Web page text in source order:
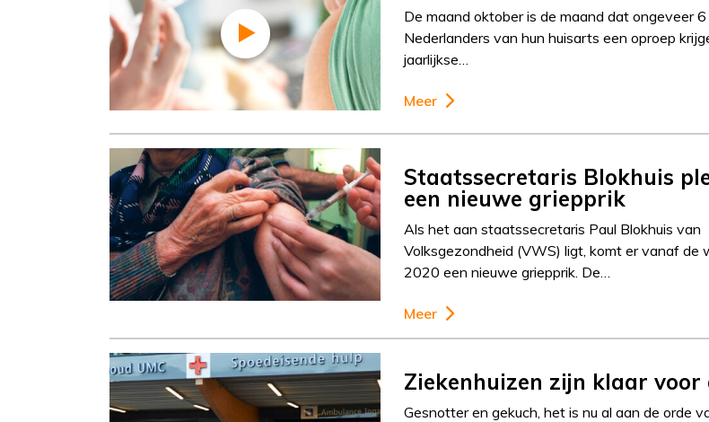
De maand oktober is de maand dat ongeveer 6
Nederlanders van hun huisarts een oproep
jaarlijkse…
Meer
Staatssecretaris Blokhuis
een nieuwe griepprik
Als het aan staatssecretaris Paul Blokhuis van
Volksgezondheid (VWS) ligt, komt er vanaf de
2020 een nieuwe griepprik. De…
Meer
Ziekenhuizen zijn klaar voor
Gesnotter en gekuch, het is nu al aan de orde